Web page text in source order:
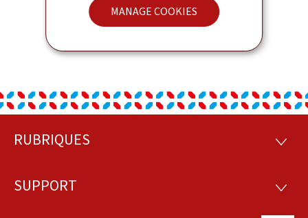
MANAGE COOKIES
Footer
RUBRIQUES
SUPPORT